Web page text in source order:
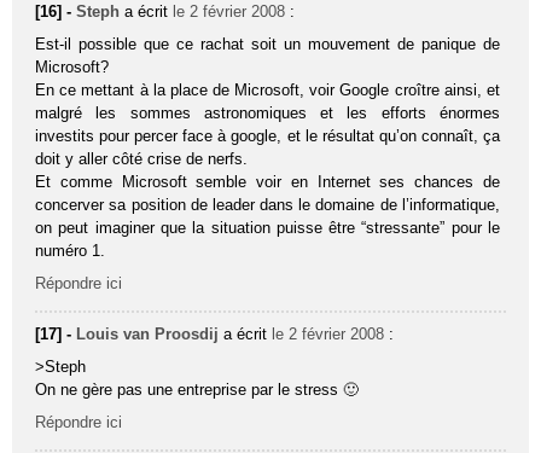
[16] -Steph a écrit le 2 février 2008 :
Est-il possible que ce rachat soit un mouvement de panique de
Microsoft?
En ce mettant à la place de Microsoft, voir Google croître ainsi, et
malgré les sommes astronomiques et les efforts énormes
investits pour percer face à google, et le résultat qu’on connaît, ça
doit y aller côté crise de nerfs.
Et comme Microsoft semble voir en Internet ses chances de
concerver sa position de leader dans le domaine de l’informatique,
on peut imaginer que la situation puisse être “stressante” pour le
numéro 1.
Répondre ici
[17] - Louis van Proosdij a écrit le 2 février 2008 :
>Steph
On ne gère pas une entreprise par le stress 🙂
Répondre ici